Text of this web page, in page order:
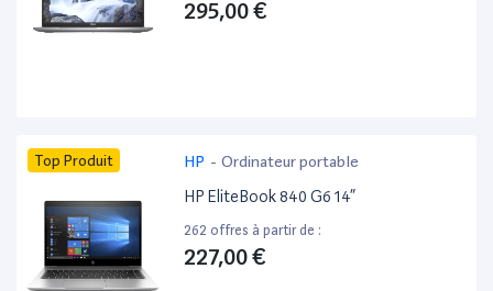
295,00 €
Top Produit HP - Ordinateur portable
HP EliteBook 840 G6 14”
262 offres à partir de :
227,00 €